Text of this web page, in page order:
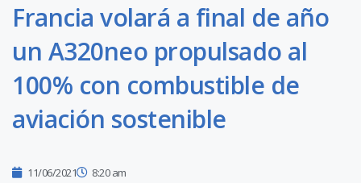
Francia volará a final de año
un A320neo propulsado al
100% con combustible de
aviación sostenible
11/06/2021 8:20 am